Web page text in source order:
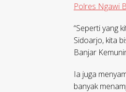
Polres Ngawi
“Seperti yang
Sidoarjo, kita
Banjar
Ia juga
banyak